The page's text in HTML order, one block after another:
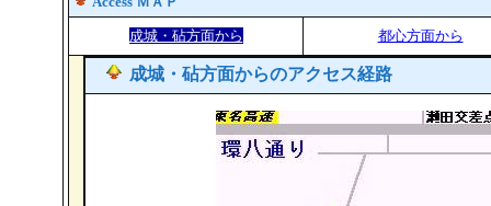
成城・砧方面から 都心方面から
成城・砧方面からのアクセス経路